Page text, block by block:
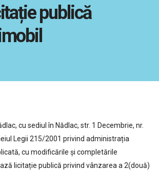
publică
cu sediul în Nădlac, str. 1 Decembrie, nr.
Legii 215/2001 privind administrația
cu modificările și completările
licitație publică privind vânzarea a 2(două)